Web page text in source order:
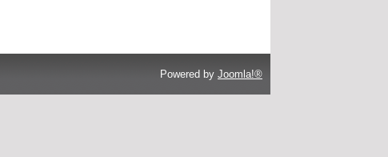
Powered by Joomla!®